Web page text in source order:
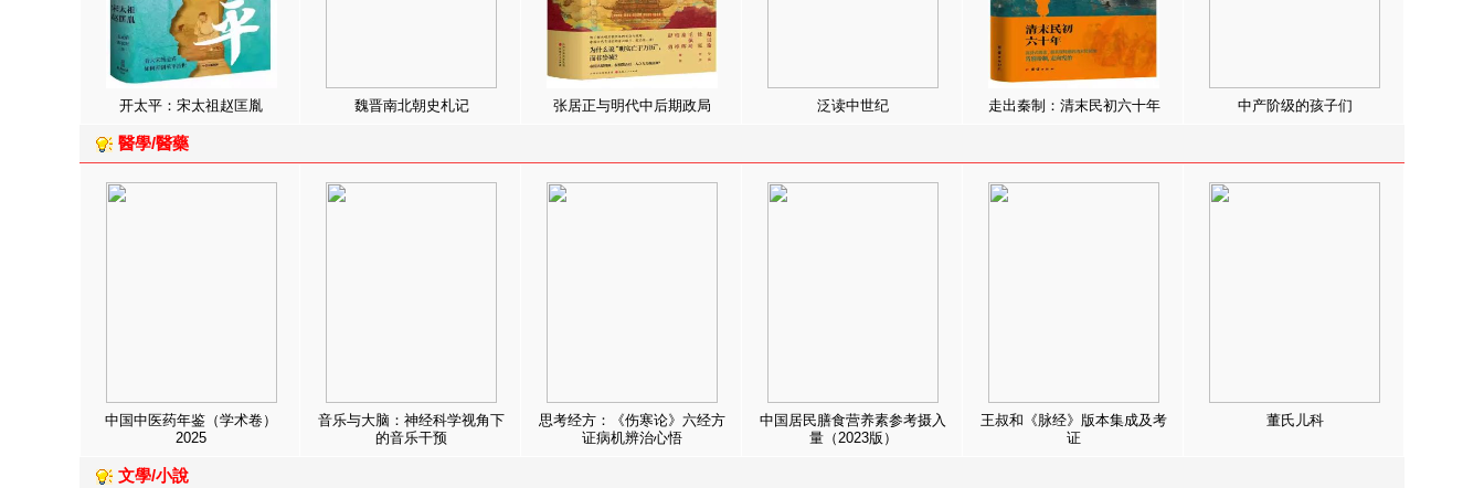
开太平：宋太祖赵匡胤 魏晋南北朝史札记 张居正与明代中后期政局 泛读中世纪 走出秦制：清末民初六十年 中产阶级的孩子们
醫學/醫藥
中国中医药年鉴（学术卷）
2025
音乐与大脑：神经科学视角下
的音乐干预
思考经方：《伤寒论》六经方
证病机辨治心悟
中国居民膳食营养素参考摄入
量（2023版）
王叔和《脉经》版本集成及考
证
董氏儿科
文學/小說